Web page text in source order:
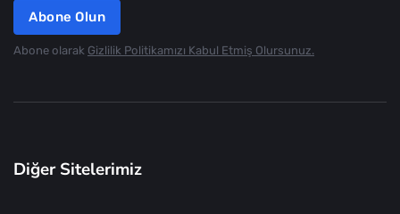
Abone Olun
Abone olarak Gizlilik Politikamızı Kabul Etmiş Olursunuz.
Diğer Sitelerimiz